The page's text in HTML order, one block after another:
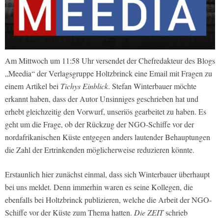
Am Mittwoch um 11:58 Uhr versendet der Chefredakteur des Blogs
„Meedia“ der Verlagsgruppe Holtzbrinck eine Email mit Fragen zu
einem Artikel bei Tichys Einblick. Stefan Winterbauer möchte
erkannt haben, dass der Autor Unsinniges geschrieben hat und
erhebt gleichzeitig den Vorwurf, unseriös gearbeitet zu haben. Es
geht um die Frage, ob der Rückzug der NGO-Schiffe vor der
nordafrikanischen Küste entgegen anders lautender Behauptungen
die Zahl der Ertrinkenden möglicherweise reduzieren könnte.
Erstaunlich hier zunächst einmal, dass sich Winterbauer überhaupt
bei uns meldet. Denn immerhin waren es seine Kollegen, die
ebenfalls bei Holtzbrinck publizieren, welche die Arbeit der NGO-
Schiffe vor der Küste zum Thema hatten. Die ZEITschrieb